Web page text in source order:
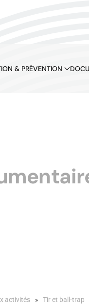
& PRÉVENTION
activités Tir et ball-trap